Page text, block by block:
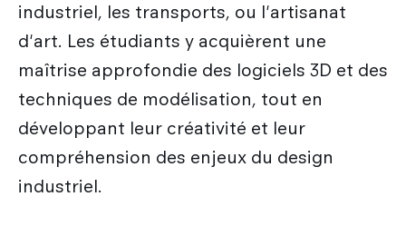
industriel, les transports, ou l'artisanat
d'art. Les étudiants y acquièrent une
maîtrise approfondie des logiciels 3D et des
techniques de modélisation, tout en
développant leur créativité et leur
compréhension des enjeux du design
industriel.